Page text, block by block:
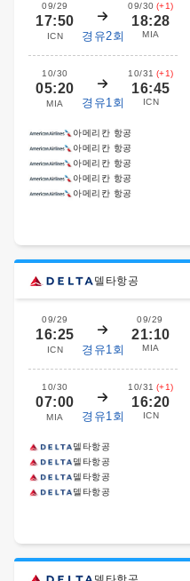
09/29
17:50
ICN 경유2회
09/30 (+1)
18:28
MIA
10/30
05:20
MIA 경유1회
10/31 (+1)
16:45
ICN
아메리칸 항공
아메리칸 항공
아메리칸 항공
아메리칸 항공
아메리칸 항공
델타항공
09/29
16:25
ICN 경유1회
09/29
21:10
MIA
10/30
07:00
MIA 경유1회
10/31 (+1)
16:20
ICN
델타항공
델타항공
델타항공
델타항공